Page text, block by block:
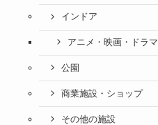
インドア
アニメ・映画・ドラマ
公園
商業施設・ショップ
その他の施設